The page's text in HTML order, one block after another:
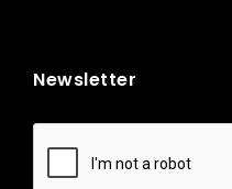
Newsletter